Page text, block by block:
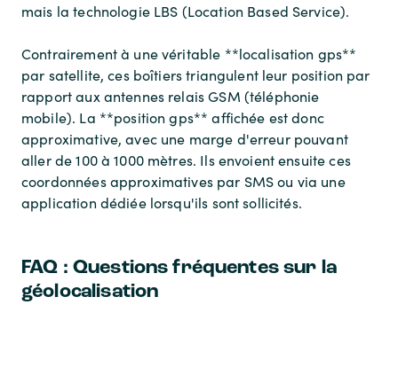
mais la technologie LBS (Location Based Service).
Contrairement à une véritable **localisation gps**
par satellite, ces boîtiers triangulent leur position par
rapport aux antennes relais GSM (téléphonie
mobile). La **position gps** affichée est donc
approximative, avec une marge d'erreur pouvant
aller de 100 à 1000 mètres. Ils envoient ensuite ces
coordonnées approximatives par SMS ou via une
application dédiée lorsqu'ils sont sollicités.
FAQ : Questions fréquentes sur la
géolocalisation